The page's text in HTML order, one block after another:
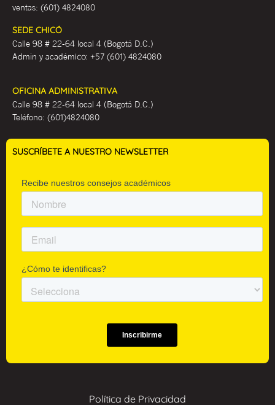
ventas: (601) 4824080
SEDE CHICÓ
Calle 98 # 22-64 local 4 (Bogotá D.C.)
Admin y académico: +57 (601) 4824080
OFICINA ADMINISTRATIVA
Calle 98 # 22-64 local 4 (Bogotá D.C.)
Teléfono: (601)4824080
SUSCRÍBETE A NUESTRO NEWSLETTER
Política de Privacidad